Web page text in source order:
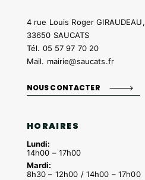
4 rue Louis Roger GIRAUDEAU,
33650 SAUCATS
Tél. 05 57 97 70 20
Mail. mairie@saucats.fr
NOUS CONTACTER
HORAIRES
Lundi:
14h00 – 17h00
Mardi:
8h30 – 12h00 / 14h00 – 17h00